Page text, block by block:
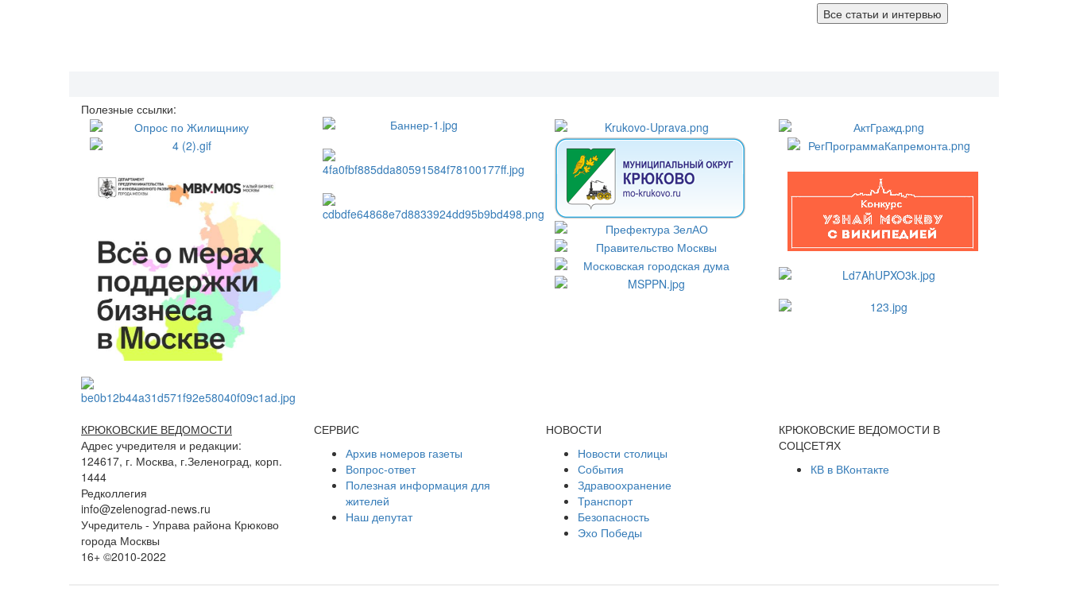
Все статьи и интервью
Полезные ссылки:
КРЮКОВСКИЕ ВЕДОМОСТИ
Адрес учредителя и редакции:
124617, г. Москва, г.Зеленоград, корп.
1444
Редколлегия
info@zelenograd-news.ru
Учредитель - Управа района Крюково
города Москвы
16+ ©2010-2022
СЕРВИС
Архив номеров газеты
Вопрос-ответ
Полезная информация для
жителей
Наш депутат
НОВОСТИ
Новости столицы
События
Здравоохранение
Транспорт
Безопасность
Эхо Победы
КРЮКОВСКИЕ ВЕДОМОСТИ В
СОЦСЕТЯХ
КВ в ВКонтакте